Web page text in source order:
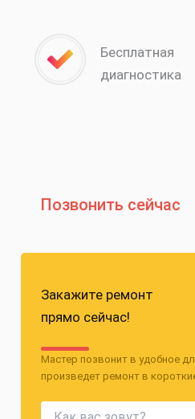
Бесплатная
диагностика
Позвонить сейчас
Закажите ремонт
прямо сейчас!
Мастер позвонит в удобное
произведет ремонт в